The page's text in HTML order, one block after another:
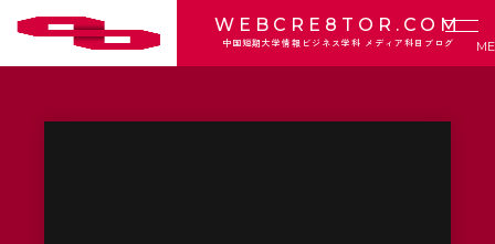
WEBCRE8TOR.COM
中国短期大学情報ビジネス学科 メディア科目ブログ